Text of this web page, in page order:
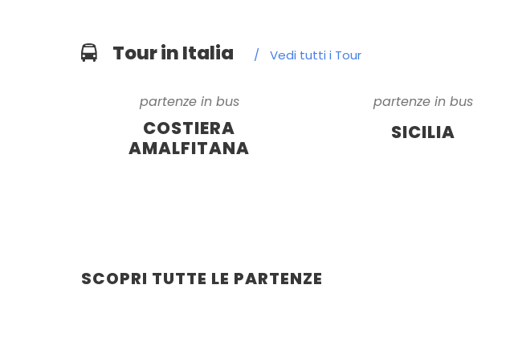
Tour in Italia / Vedi tutti i Tour
partenze in bus
COSTIERA
AMALFITANA
partenze in bus
SICILIA
SCOPRI TUTTE LE PARTENZE